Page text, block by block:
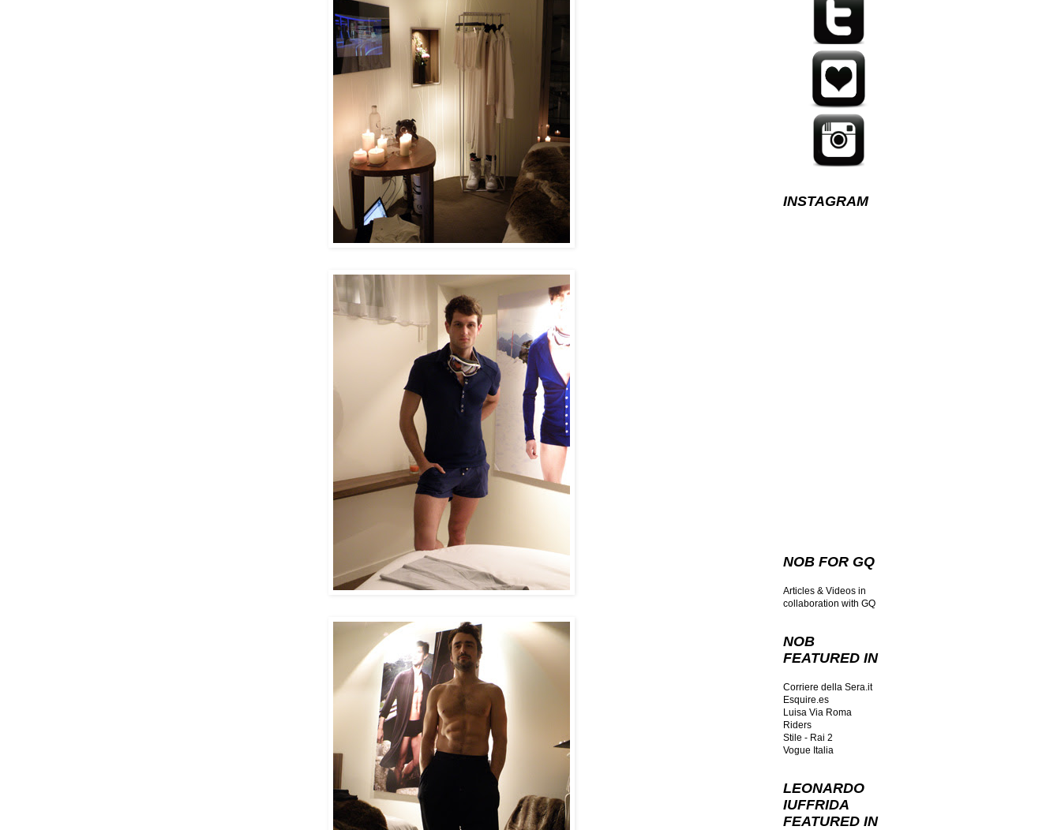
INSTAGRAM
NOB FOR GQ
Articles & Videos in
collaboration with GQ
NOB
FEATURED IN
Corriere della Sera.it
Esquire.es
Luisa Via Roma
Riders
Stile - Rai 2
Vogue Italia
LEONARDO
IUFFRIDA
FEATURED IN